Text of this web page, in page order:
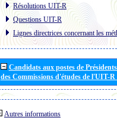
Résolutions UIT-R
Questions UIT-R
Lignes directrices concernant les
Candidats aux postes de
des Commissions d'études de l'UIT-
Autres informations